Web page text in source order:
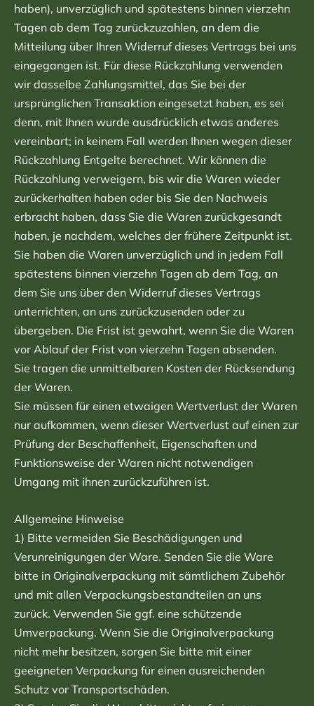
haben), unverzüglich und spätestens binnen vierzehn
Tagen ab dem Tag zurückzuzahlen, an dem die
Mitteilung über Ihren Widerruf dieses Vertrags bei uns
eingegangen ist. Für diese Rückzahlung verwenden
wir dasselbe Zahlungsmittel, das Sie bei der
ursprünglichen Transaktion eingesetzt haben, es sei
denn, mit Ihnen wurde ausdrücklich etwas anderes
vereinbart; in keinem Fall werden Ihnen wegen dieser
Rückzahlung Entgelte berechnet. Wir können die
Rückzahlung verweigern, bis wir die Waren wieder
zurückerhalten haben oder bis Sie den Nachweis
erbracht haben, dass Sie die Waren zurückgesandt
haben, je nachdem, welches der frühere Zeitpunkt ist.
Sie haben die Waren unverzüglich und in jedem Fall
spätestens binnen vierzehn Tagen ab dem Tag, an
dem Sie uns über den Widerruf dieses Vertrags
unterrichten, an uns zurückzusenden oder zu
übergeben. Die Frist ist gewahrt, wenn Sie die Waren
vor Ablauf der Frist von vierzehn Tagen absenden.
Sie tragen die unmittelbaren Kosten der Rücksendung
der Waren.
Sie müssen für einen etwaigen Wertverlust der Waren
nur aufkommen, wenn dieser Wertverlust auf einen zur
Prüfung der Beschaffenheit, Eigenschaften und
Funktionsweise der Waren nicht notwendigen
Umgang mit ihnen zurückzuführen ist.
Allgemeine Hinweise
1) Bitte vermeiden Sie Beschädigungen und
Verunreinigungen der Ware. Senden Sie die Ware
bitte in Originalverpackung mit sämtlichem Zubehör
und mit allen Verpackungsbestandteilen an uns
zurück. Verwenden Sie ggf. eine schützende
Umverpackung. Wenn Sie die Originalverpackung
nicht mehr besitzen, sorgen Sie bitte mit einer
geeigneten Verpackung für einen ausreichenden
Schutz vor Transportschäden.